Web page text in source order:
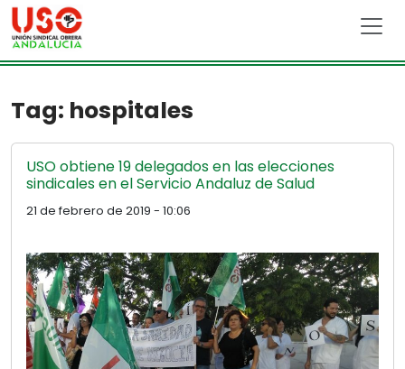
Skip to main content
Tag: hospitales
USO obtiene 19 delegados en las elecciones
sindicales en el Servicio Andaluz de Salud
21 de febrero de 2019 - 10:06